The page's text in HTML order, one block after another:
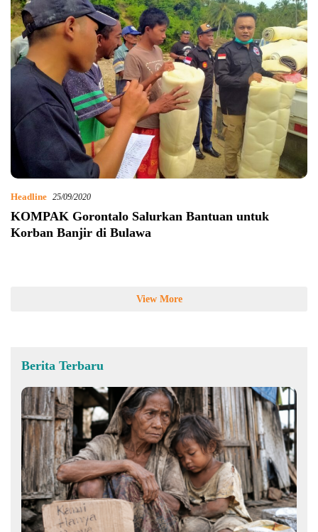
Headline 25/09/2020
KOMPAK Gorontalo Salurkan Bantuan untuk
Korban Banjir di Bulawa
View More
Berita Terbaru